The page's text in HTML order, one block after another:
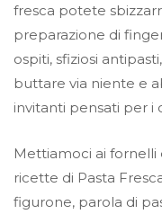
fresca potete
preparazione di
ospiti, sfiziosi
buttare via niente e
invitanti pensati per i
Mettiamoci ai fornelli
ricette di Pasta
figurone, parola di